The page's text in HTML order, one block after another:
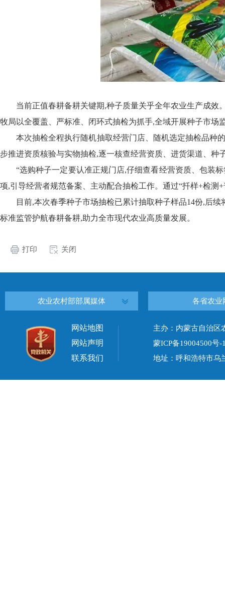
当前正值春耕备耕关键期,种子质量关乎全年农业生产成
牧局以全覆盖、严标准、闭环式抽检为抓手,全域开展种子市场
本次抽检全程执行随机抽取经营门店、随机选定抽检品种
步推进资质核验与实物抽检,逐一核查经营资质、进货渠道、
“选购种子一定要认准正规门店,仔细查看经营资质、包装
项,引导经营者规范备案、主动配合抽检工作。通过“扦样+检
目前,本次春季种子市场抽检已累计抽取种子样品14份,后
标准监管护航春耕备耕,助力全市现代农业高质量发展。
打印 关闭
农业农村部部属媒体 各省农业
网站地图
网站声明
联系我们
主办：内蒙古自治
蒙ICP备19004500号-
地址：呼和浩特市